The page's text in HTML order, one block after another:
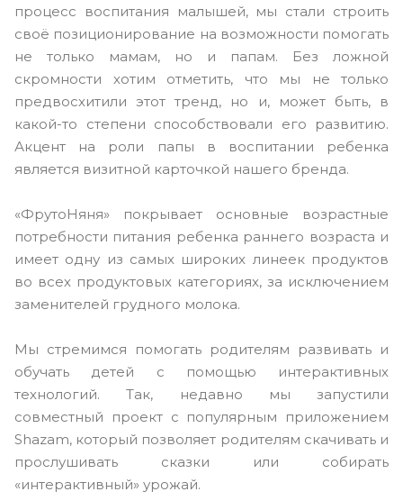
процесс воспитания малышей, мы стали строить
своё позиционирование на возможности помогать
не только мамам, но и папам. Без ложной
скромности хотим отметить, что мы не только
предвосхитили этот тренд, но и, может быть, в
какой-то степени способствовали его развитию.
Акцент на роли папы в воспитании ребенка
является визитной карточкой нашего бренда.
«ФрутоНяня» покрывает основные возрастные
потребности питания ребенка раннего возраста и
имеет одну из самых широких линеек продуктов
во всех продуктовых категориях, за исключением
заменителей грудного молока.
Мы стремимся помогать родителям развивать и
обучать детей с помощью интерактивных
технологий. Так, недавно мы запустили
совместный проект с популярным приложением
Shazam, который позволяет родителям скачивать и
прослушивать сказки или собирать
«интерактивный» урожай.